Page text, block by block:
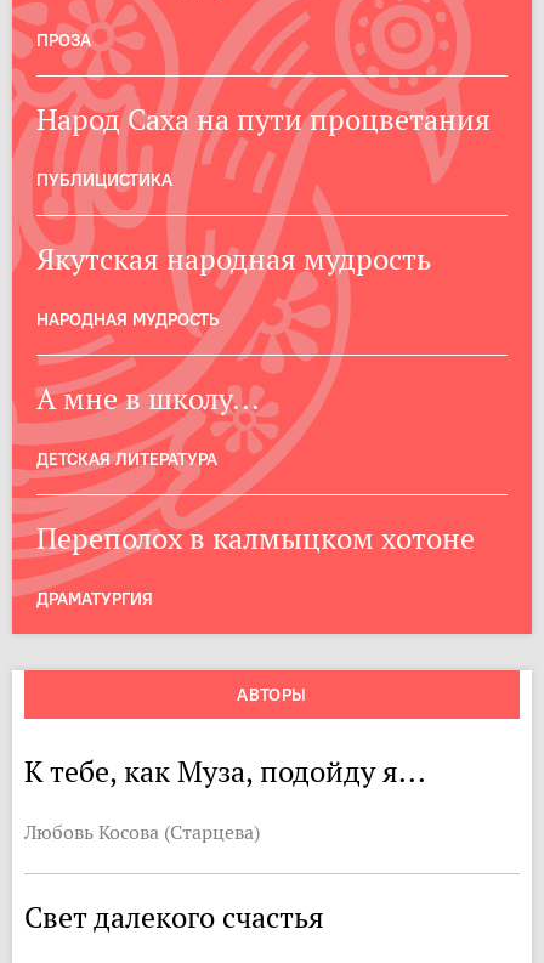
ПРОЗА
Народ Саха на пути процветания
ПУБЛИЦИСТИКА
Якутская народная мудрость
НАРОДНАЯ МУДРОСТЬ
А мне в школу...
ДЕТСКАЯ ЛИТЕРАТУРА
Переполох в калмыцком хотоне
ДРАМАТУРГИЯ
АВТОРЫ
К тебе, как Муза, подойду я...
Любовь Косова (Старцева)
Свет далекого счастья